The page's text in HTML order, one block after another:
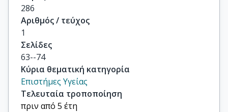
286
Αριθμός / τεύχος
1
Σελίδες
63--74
Κύρια θεματική κατηγορία
Επιστήμες Υγείας
Τελευταία τροποποίηση
πριν από 5 έτη